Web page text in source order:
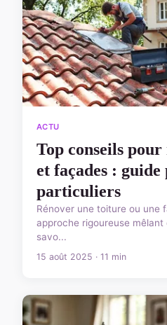
ACTU
Top conseils
et façades :
particuliers
Rénover une toiture ou une
approche rigoureuse
savo...
15 août 2025 · 11 min